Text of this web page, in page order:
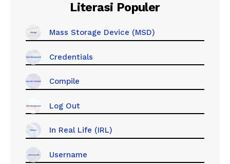
Literasi Populer
Mass Storage Device (MSD)
Credentials
Compile
Log Out
In Real Life (IRL)
Username